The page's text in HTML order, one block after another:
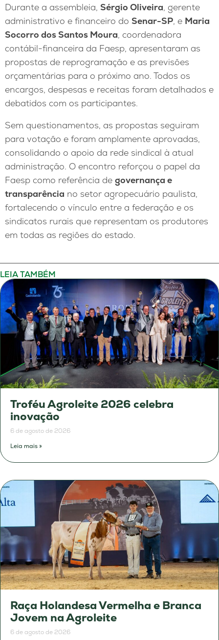
Durante a assembleia, Sérgio Oliveira, gerente
administrativo e financeiro do Senar-SP, e Maria
Socorro dos Santos Moura, coordenadora
contábil-financeira da Faesp, apresentaram as
propostas de reprogramação e as previsões
orçamentárias para o próximo ano. Todos os
encargos, despesas e receitas foram detalhados e
debatidos com os participantes.
Sem questionamentos, as propostas seguiram
para votação e foram amplamente aprovadas,
consolidando o apoio da rede sindical à atual
administração. O encontro reforçou o papel da
Faesp como referência de governança e
transparência no setor agropecuário paulista,
fortalecendo o vínculo entre a federação e os
sindicatos rurais que representam os produtores
em todas as regiões do estado.
LEIA TAMBÉM
Troféu Agroleite 2026 celebra
inovação
6 de agosto de 2026
Leia mais »
Raça Holandesa Vermelha e Branca
Jovem na Agroleite
6 de agosto de 2026